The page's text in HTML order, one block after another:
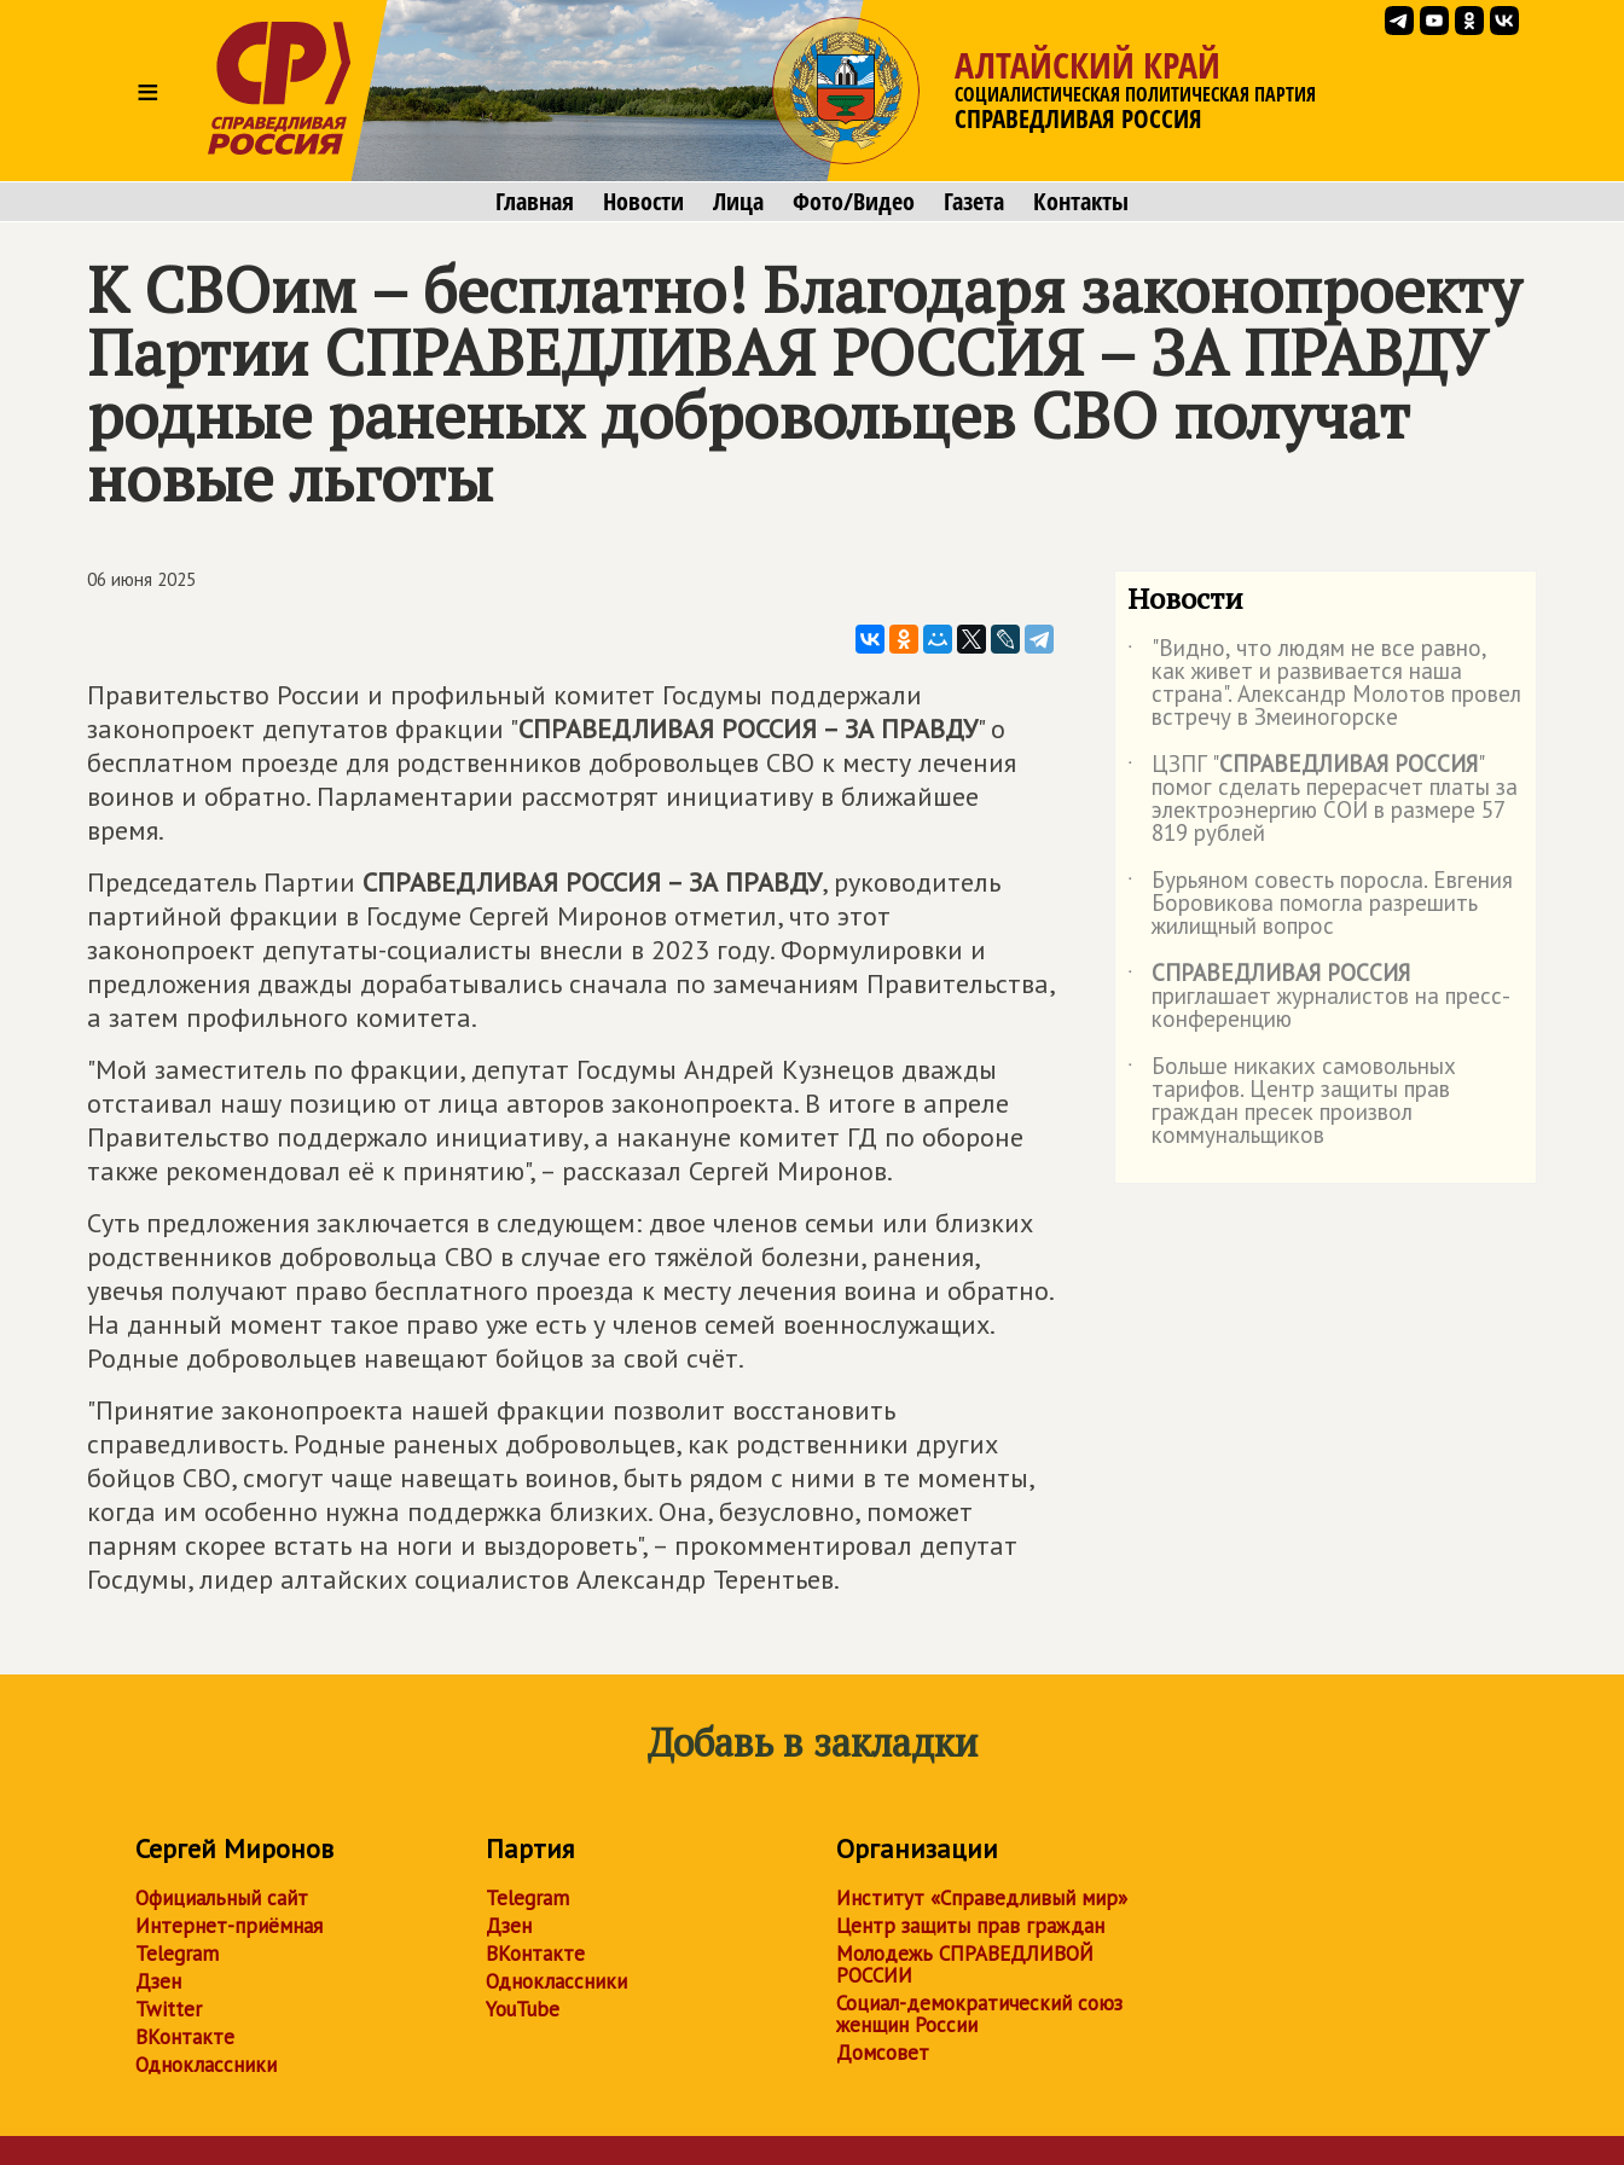
≡
АЛТАЙСКИЙ КРАЙ
СОЦИАЛИСТИЧЕСКАЯ ПОЛИТИЧЕСКАЯ ПАРТИЯ
СПРАВЕДЛИВАЯ РОССИЯ
Главная Новости Лица Фото/Видео Газета Контакты
К СВОим – бесплатно! Благодаря законопроекту
Партии СПРАВЕДЛИВАЯ РОССИЯ – ЗА ПРАВДУ
родные раненых добровольцев СВО получат
новые льготы
06 июня 2025
Правительство России и профильный комитет Госдумы поддержали
законопроект депутатов фракции "СПРАВЕДЛИВАЯ РОССИЯ – ЗА ПРАВДУ" о
бесплатном проезде для родственников добровольцев СВО к месту лечения
воинов и обратно. Парламентарии рассмотрят инициативу в ближайшее
время.
Председатель Партии СПРАВЕДЛИВАЯ РОССИЯ – ЗА ПРАВДУ, руководитель
партийной фракции в Госдуме Сергей Миронов отметил, что этот
законопроект депутаты-социалисты внесли в 2023 году. Формулировки и
предложения дважды дорабатывались сначала по замечаниям Правительства,
а затем профильного комитета.
"Мой заместитель по фракции, депутат Госдумы Андрей Кузнецов дважды
отстаивал нашу позицию от лица авторов законопроекта. В итоге в апреле
Правительство поддержало инициативу, а накануне комитет ГД по обороне
также рекомендовал её к принятию", – рассказал Сергей Миронов.
Суть предложения заключается в следующем: двое членов семьи или близких
родственников добровольца СВО в случае его тяжёлой болезни, ранения,
увечья получают право бесплатного проезда к месту лечения воина и обратно.
На данный момент такое право уже есть у членов семей военнослужащих.
Родные добровольцев навещают бойцов за свой счёт.
"Принятие законопроекта нашей фракции позволит восстановить
справедливость. Родные раненых добровольцев, как родственники других
бойцов СВО, смогут чаще навещать воинов, быть рядом с ними в те моменты,
когда им особенно нужна поддержка близких. Она, безусловно, поможет
парням скорее встать на ноги и выздороветь", – прокомментировал депутат
Госдумы, лидер алтайских социалистов Александр Терентьев.
Новости
˙ "Видно, что людям не все равно,
как живет и развивается наша
страна". Александр Молотов провел
встречу в Змеиногорске
˙
ЦЗПГ "СПРАВЕДЛИВАЯ РОССИЯ"
помог сделать перерасчет платы за
электроэнергию СОИ в размере 57
819 рублей
˙
Бурьяном совесть поросла. Евгения
Боровикова помогла разрешить
жилищный вопрос
˙
СПРАВЕДЛИВАЯ РОССИЯ
приглашает журналистов на пресс-
конференцию
˙
Больше никаких самовольных
тарифов. Центр защиты прав
граждан пресек произвол
коммунальщиков
Добавь в закладки
Сергей Миронов
Официальный сайт
Интернет-приёмная
Telegram
Дзен
Twitter
ВКонтакте
Одноклассники
Партия
Telegram
Дзен
ВКонтакте
Одноклассники
YouTube
Организации
Институт «Справедливый мир»
Центр защиты прав граждан
Молодежь СПРАВЕДЛИВОЙ
РОССИИ
Социал-демократический союз
женщин России
Домсовет